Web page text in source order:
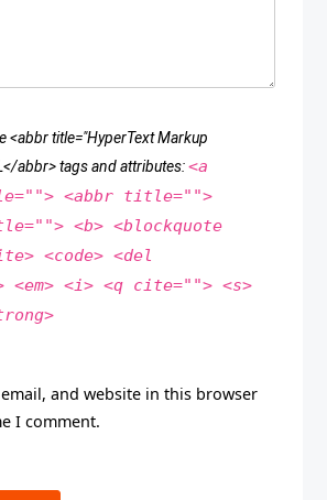
<abbr title="HyperText Markup
abbr> tags and attributes:<a
<abbr title="">
<b> <blockquote
<code> <del
<em> <i> <q cite=""> <s>
email, and website in this browser
I comment.